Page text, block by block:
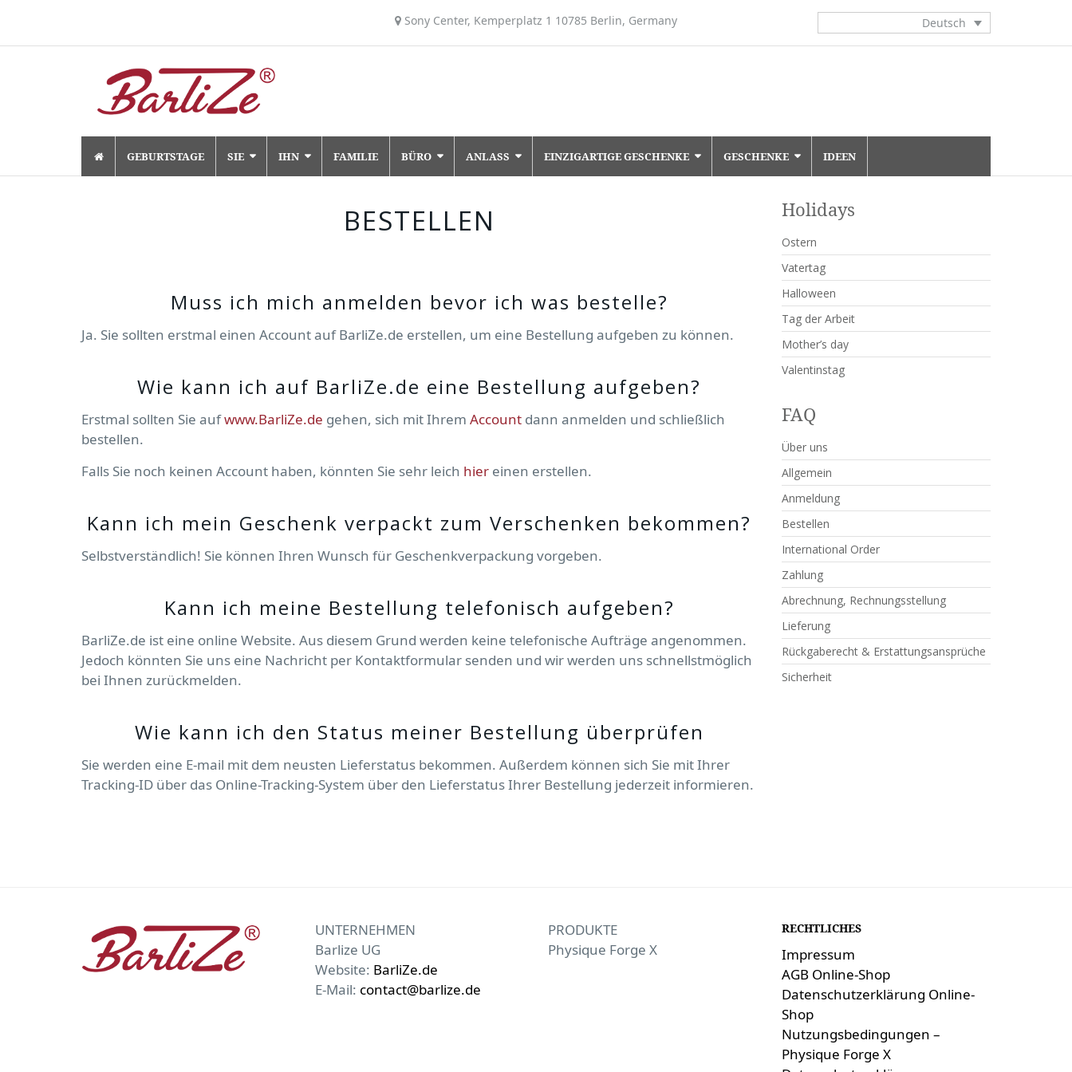
Sony Center, Kemperplatz 1 10785 Berlin, Germany Deutsch
content
GEBURTSTAGE SIE IHN FAMILIE BÜRO ANLASS EINZIGARTIGE GESCHENKE GESCHENKE IDEEN
BESTELLEN
Muss ich mich anmelden bevor ich was bestelle?
Ja. Sie sollten erstmal einen Account auf BarliZe.de erstellen, um eine Bestellung aufgeben zu können.
Wie kann ich auf BarliZe.de eine Bestellung aufgeben?
Erstmal sollten Sie aufwww.BarliZe.de gehen, sich mit Ihrem Account dann anmelden und schließlich
bestellen.
Falls Sie noch keinen Account haben, könnten Sie sehr leich hier einen erstellen.
Kann ich mein Geschenk verpackt zum Verschenken bekommen?
Selbstverständlich! Sie können Ihren Wunsch für Geschenkverpackung vorgeben.
Kann ich meine Bestellung telefonisch aufgeben?
BarliZe.de ist eine online Website. Aus diesem Grund werden keine telefonische Aufträge angenommen.
Jedoch könnten Sie uns eine Nachricht per Kontaktformular senden und wir werden uns schnellstmöglich
bei Ihnen zurückmelden.
Wie kann ich den Status meiner Bestellung überprüfen
Sie werden eine E-mail mit dem neusten Lieferstatus bekommen. Außerdem können sich Sie mit Ihrer
Tracking-ID über das Online-Tracking-System über den Lieferstatus Ihrer Bestellung jederzeit informieren.
Holidays
Ostern
Vatertag
Halloween
Tag der Arbeit
Mother’s day
Valentinstag
FAQ
Über uns
Allgemein
Anmeldung
Bestellen
International Order
Zahlung
Abrechnung, Rechnungsstellung
Lieferung
Rückgaberecht & Erstattungsansprüche
Sicherheit
UNTERNEHMEN
Barlize UG
Website: BarliZe.de
E-Mail: contact@barlize.de
PRODUKTE
Physique Forge X
RECHTLICHES
Impressum
AGB Online-Shop
Datenschutzerklärung Online-
Shop
Nutzungsbedingungen –
Physique Forge X